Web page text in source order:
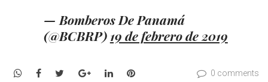
— Bomberos De Panamá
(@BCBRP) 19 de febrero de 2019
WhatsApp
Facebook
TwitterGoogle+LinkedInPinterest 0 comments